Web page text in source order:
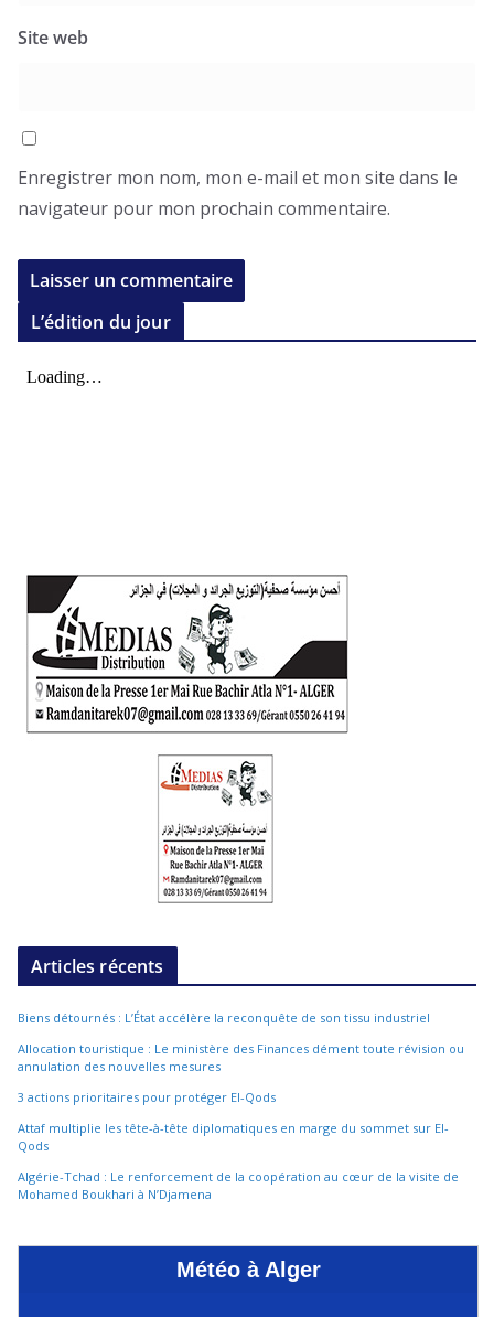
Site web
Enregistrer mon nom, mon e-mail et mon site dans le
navigateur pour mon prochain commentaire.
L’édition du jour
Articles récents
Biens détournés : L’État accélère la reconquête de son tissu industriel
Allocation touristique : Le ministère des Finances dément toute révision ou
annulation des nouvelles mesures
3 actions prioritaires pour protéger El-Qods
Attaf multiplie les tête-à-tête diplomatiques en marge du sommet sur El-
Qods
Algérie-Tchad : Le renforcement de la coopération au cœur de la visite de
Mohamed Boukhari à N’Djamena
Météo à Alger